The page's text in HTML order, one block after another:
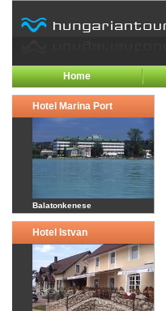
Home
Hotel Marina Port
Balatonkenese
Hotel Istvan